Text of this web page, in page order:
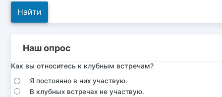
Наш опрос
Как вы относитесь к клубным встречам?
Я постоянно в них участвую.
В клубных встречах не участвую.